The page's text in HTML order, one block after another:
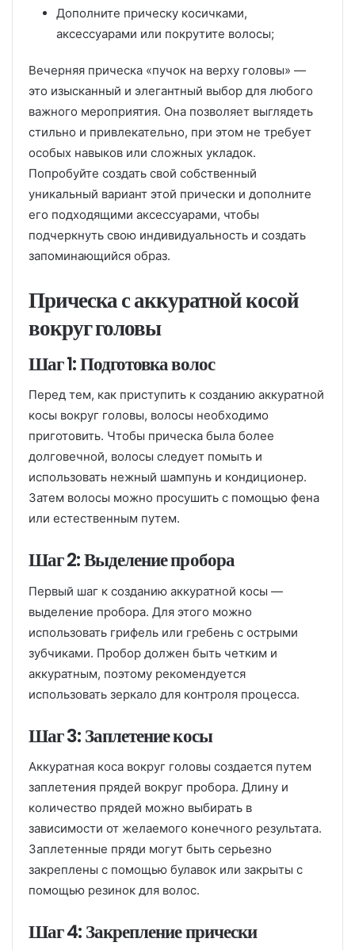
Дополните прическу косичками,
аксессуарами или покрутите волосы;
Вечерняя прическа «пучок на верху головы» —
это изысканный и элегантный выбор для любого
важного мероприятия. Она позволяет выглядеть
стильно и привлекательно, при этом не требует
особых навыков или сложных укладок.
Попробуйте создать свой собственный
уникальный вариант этой прически и дополните
его подходящими аксессуарами, чтобы
подчеркнуть свою индивидуальность и создать
запоминающийся образ.
Прическа с аккуратной косой
вокруг головы
Шаг 1: Подготовка волос
Перед тем, как приступить к созданию аккуратной
косы вокруг головы, волосы необходимо
приготовить. Чтобы прическа была более
долговечной, волосы следует помыть и
использовать нежный шампунь и кондиционер.
Затем волосы можно просушить с помощью фена
или естественным путем.
Шаг 2: Выделение пробора
Первый шаг к созданию аккуратной косы —
выделение пробора. Для этого можно
использовать грифель или гребень с острыми
зубчиками. Пробор должен быть четким и
аккуратным, поэтому рекомендуется
использовать зеркало для контроля процесса.
Шаг 3: Заплетение косы
Аккуратная коса вокруг головы создается путем
заплетения прядей вокруг пробора. Длину и
количество прядей можно выбирать в
зависимости от желаемого конечного результата.
Заплетенные пряди могут быть серьезно
закреплены с помощью булавок или закрыты с
помощью резинок для волос.
Шаг 4: Закрепление прически